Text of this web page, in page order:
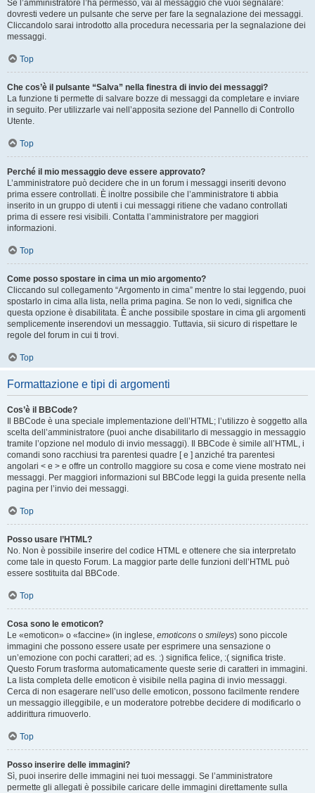
Se l’amministratore l’ha permesso, vai al messaggio che vuoi segnalare:
dovresti vedere un pulsante che serve per fare la segnalazione dei messaggi.
Cliccandolo sarai introdotto alla procedura necessaria per la segnalazione dei
messaggi.
Top
Che cos’è il pulsante “Salva” nella finestra di invio dei messaggi?
La funzione ti permette di salvare bozze di messaggi da completare e inviare
in seguito. Per utilizzarle vai nell’apposita sezione del Pannello di Controllo
Utente.
Top
Perché il mio messaggio deve essere approvato?
L’amministratore può decidere che in un forum i messaggi inseriti devono
prima essere controllati. È inoltre possibile che l’amministratore ti abbia
inserito in un gruppo di utenti i cui messaggi ritiene che vadano controllati
prima di essere resi visibili. Contatta l’amministratore per maggiori
informazioni.
Top
Come posso spostare in cima un mio argomento?
Cliccando sul collegamento “Argomento in cima” mentre lo stai leggendo, puoi
spostarlo in cima alla lista, nella prima pagina. Se non lo vedi, significa che
questa opzione è disabilitata. È anche possibile spostare in cima gli argomenti
semplicemente inserendovi un messaggio. Tuttavia, sii sicuro di rispettare le
regole del forum in cui ti trovi.
Top
Formattazione e tipi di argomenti
Cos’è il BBCode?
Il BBCode è una speciale implementazione dell’HTML; l’utilizzo è soggetto alla
scelta dell’amministratore (puoi anche disabilitarlo di messaggio in messaggio
tramite l’opzione nel modulo di invio messaggi). Il BBCode è simile all’HTML, i
comandi sono racchiusi tra parentesi quadre [ e ] anziché tra parentesi
angolari < e > e offre un controllo maggiore su cosa e come viene mostrato nei
messaggi. Per maggiori informazioni sul BBCode leggi la guida presente nella
pagina per l’invio dei messaggi.
Top
Posso usare l’HTML?
No. Non è possibile inserire del codice HTML e ottenere che sia interpretato
come tale in questo Forum. La maggior parte delle funzioni dell’HTML può
essere sostituita dal BBCode.
Top
Cosa sono le emoticon?
Le «emoticon» o «faccine» (in inglese, emoticons o smileys) sono piccole
immagini che possono essere usate per esprimere una sensazione o
un’emozione con pochi caratteri; ad es. :) significa felice, :( significa triste.
Questo Forum trasforma automaticamente queste serie di caratteri in immagini.
La lista completa delle emoticon è visibile nella pagina di invio messaggi.
Cerca di non esagerare nell’uso delle emoticon, possono facilmente rendere
un messaggio illeggibile, e un moderatore potrebbe decidere di modificarlo o
addirittura rimuoverlo.
Top
Posso inserire delle immagini?
Sì, puoi inserire delle immagini nei tuoi messaggi. Se l’amministratore
permette gli allegati è possibile caricare delle immagini direttamente sulla